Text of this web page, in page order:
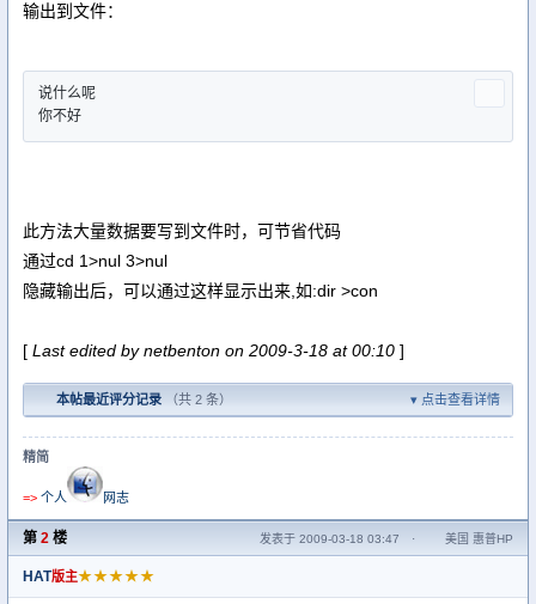
输出到文件：
说什么呢
你不好
此方法大量数据要写到文件时，可节省代码
通过cd 1>nul 3>nul
隐藏输出后，可以通过这样显示出来,如:dir >con
[ Last edited by netbenton on 2009-3-18 at 00:10 ]
本帖最近评分记录 （共 2 条） 点击查看详情
精简
=> 个人 网志
第 2 楼 发表于 2009-03-18 03:47 · 美国 惠普HP
HAT版主★★★★★